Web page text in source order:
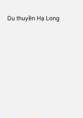
Du thuyền Hạ Long